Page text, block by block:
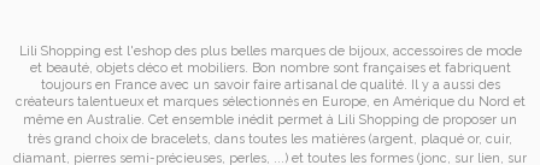
Lili Shopping est l'eshop des plus belles marques de bijoux, accessoires de mode
et beauté, objets déco et mobiliers. Bon nombre sont françaises et fabriquent
toujours en France avec un savoir faire artisanal de qualité. Il y a aussi des
créateurs talentueux et marques sélectionnés en Europe, en Amérique du Nord et
même en Australie. Cet ensemble inédit permet à Lili Shopping de proposer un
très grand choix de bracelets , dans toutes les matières (argent, plaqué or, cuir,
diamant, pierres semi-précieuses, perles, ...) et toutes les formes (jonc, sur lien, sur